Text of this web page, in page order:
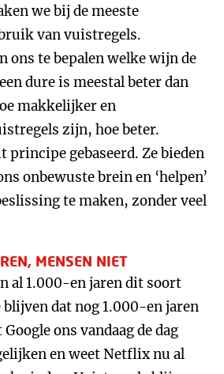
we bij de meeste
van vuistregels.
ons te bepalen welke wijn de
dure is meestal beter dan
makkelijker en
zijn, hoe beter.
principe gebaseerd. Ze bieden
onbewuste brein en ‘helpen’
te maken, zonder veel
MENSEN NIET
al 1.000-en jaren dit soort
dat nog 1.000-en jaren
ons vandaag de dag
en weet Netflix nu al